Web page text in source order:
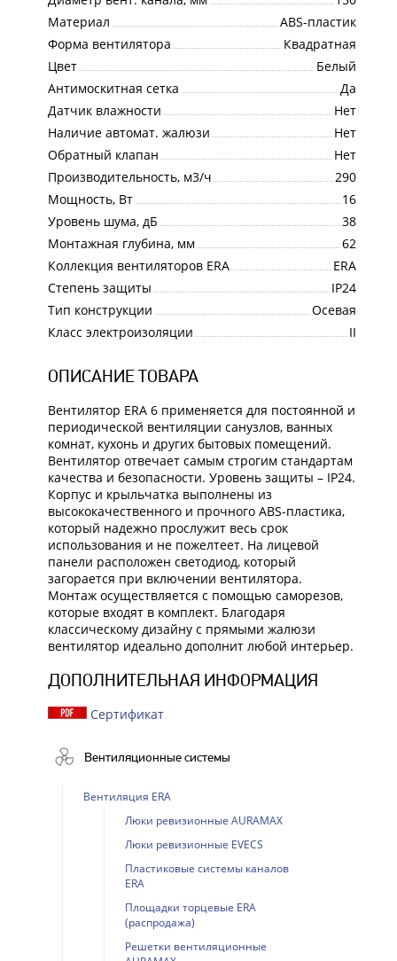
Материал
ABS-пластик
Форма вентилятора
Квадратная
Цвет
Белый
Антимоскитная сетка
Да
Датчик влажности
Нет
Наличие автомат. жалюзи
Нет
Обратный клапан
Нет
Производительность, м3/ч
290
Мощность, Вт
16
Уровень шума, дБ
38
Монтажная глубина, мм
62
Коллекция вентиляторов ERA
ERA
Степень защиты
IP24
Тип конструкции
Осевая
Класс электроизоляции
II
ОПИСАНИЕ ТОВАРА
Вентилятор ERA 6 применяется для постоянной и
периодической вентиляции санузлов, ванных
комнат, кухонь и других бытовых помещений.
Вентилятор отвечает самым строгим стандартам
качества и безопасности. Уровень защиты – IP24.
Корпус и крыльчатка выполнены из
высококачественного и прочного ABS-пластика,
который надежно прослужит весь срок
использования и не пожелтеет. На лицевой
панели расположен светодиод, который
загорается при включении вентилятора.
Монтаж осуществляется с помощью саморезов,
которые входят в комплект. Благодаря
классическому дизайну с прямыми жалюзи
вентилятор идеально дополнит любой интерьер.
ДОПОЛНИТЕЛЬНАЯ ИНФОРМАЦИЯ
Сертификат
Вентиляционные системы
Вентиляция ERA
Люки ревизионные AURAMAX
Люки ревизионные EVECS
Пластиковые системы каналов
ERA
Площадки торцевые ERA
(распродажа)
Решетки вентиляционные